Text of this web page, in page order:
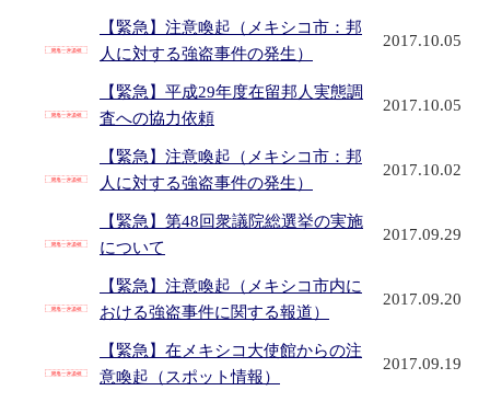
【緊急】注意喚起（メキシコ市：邦
人に対する強盗事件の発生）
2017.10.05
【緊急】平成29年度在留邦人実態調
査への協力依頼
2017.10.05
【緊急】注意喚起（メキシコ市：邦
人に対する強盗事件の発生）
2017.10.02
【緊急】第48回衆議院総選挙の実施
について
2017.09.29
【緊急】注意喚起（メキシコ市内に
おける強盗事件に関する報道）
2017.09.20
【緊急】在メキシコ大使館からの注
意喚起（スポット情報）
2017.09.19